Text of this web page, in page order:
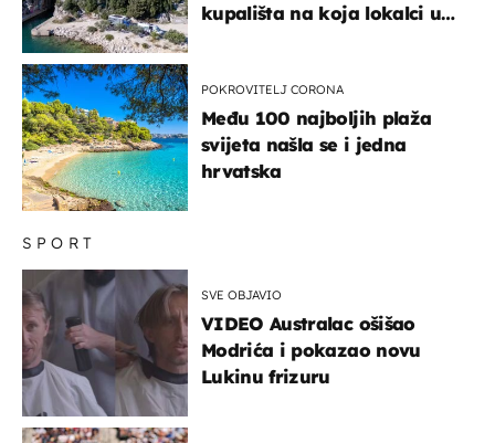
SPORT
SVE OBJAVIO
VIDEO Australac ošišao
Modrića i pokazao novu
Lukinu frizuru
kupališta na koja lokalci u
POKROVITELJ CORONA
Među 100 najboljih plaža
svijeta našla se i jedna
hrvatska